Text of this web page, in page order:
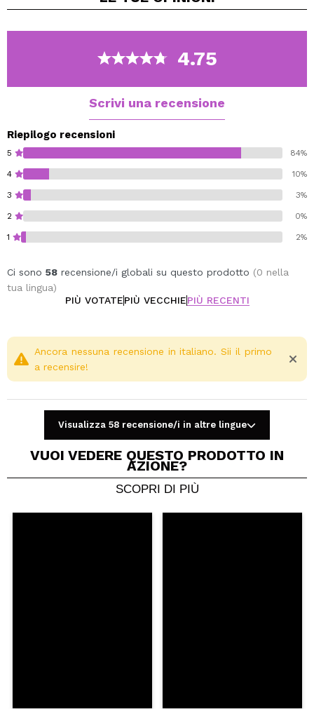
4.75
Scrivi una recensione
Riepilogo recensioni
5 84%
4 10%
3 3%
2 0%
1 2%
Ci sono 58 recensione/i globali su questo prodotto (0 nella
tua lingua)
PIÙ VOTATEPIÙ VECCHIEPIÙ RECENTI
Condividi un video o una foto
Il tuo video potrebbe essere il primo. Immaginalo...
Ancora nessuna recensione in italiano. Sii il primo
a recensire!
Visualizza 58 recensione/i in altre lingue
VUOI VEDERE QUESTO PRODOTTO IN
AZIONE?
SCOPRI DI PIÙ